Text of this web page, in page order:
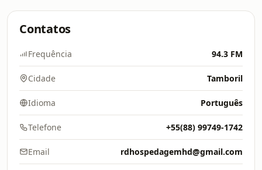
Contatos
Frequência 94.3 FM
Cidade Tamboril
Idioma Português
Telefone +55(88) 99749-1742
Email rdhospedagemhd@gmail.com